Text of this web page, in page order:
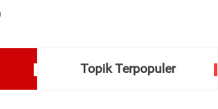
Topik Terpopuler